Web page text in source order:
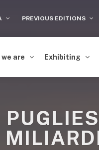
PREVIOUS EDITIONS
we are Exhibiting